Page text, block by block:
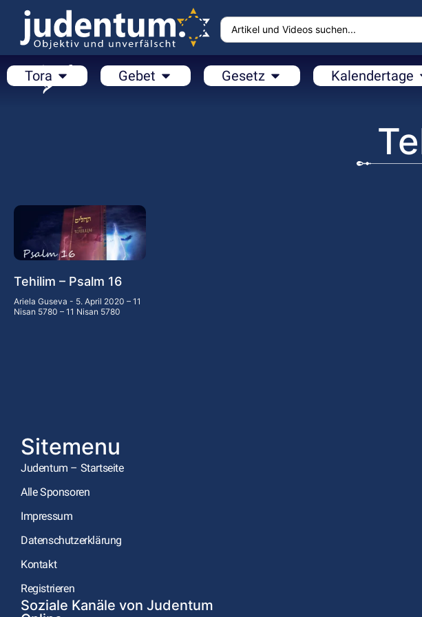
Tora Gebet Gesetz Kalendertage
Tehilim – Psalm 16
Ariela Guseva
5. April 2020 – 11
Nisan 5780 – 11 Nisan 5780
Sitemenu
Judentum – Startseite
Alle Sponsoren
Impressum
Datenschutzerklärung
Kontakt
Registrieren
Soziale Kanäle von Judentum